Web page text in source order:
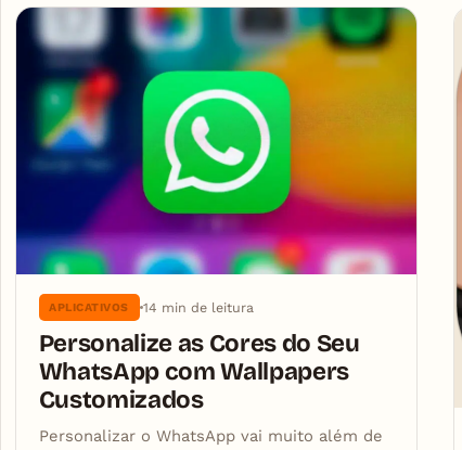
Articles
APLICATIVOS 14 min de leitura
Personalize as Cores do Seu
WhatsApp com Wallpapers
Customizados
Personalizar o WhatsApp vai muito além de